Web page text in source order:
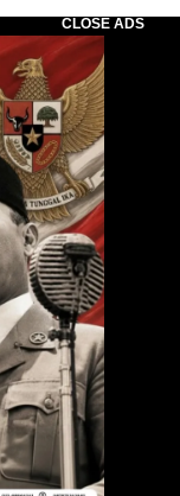
CLOSE ADS